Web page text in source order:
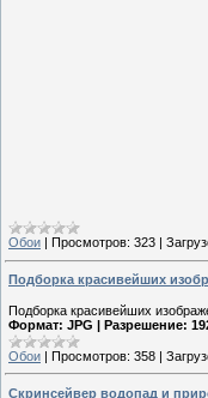
Обои Просмотров: 323
Подборка красивейших
Подборка красивейших
Формат: JPG | Разрешение:
Обои | Просмотров: 358 |
Скринсейвер водопад и